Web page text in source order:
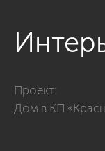
Проект:
Дом в КП